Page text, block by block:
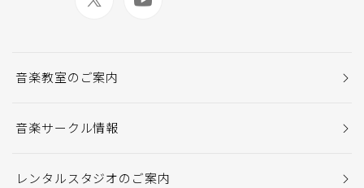
音楽教室のご案内
音楽サークル情報
レンタルスタジオのご案内